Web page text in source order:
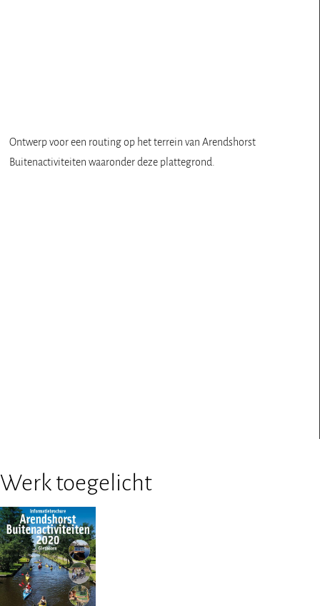
Ontwerp voor een routing op het terrein van Arendshorst
Buitenactiviteiten waaronder deze plattegrond.
Werk toegelicht